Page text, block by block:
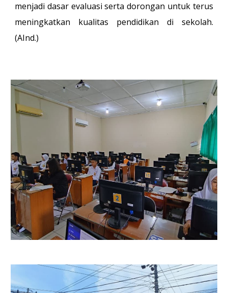
menjadi dasar evaluasi serta dorongan untuk terus
meningkatkan kualitas pendidikan di sekolah.
(AInd.)